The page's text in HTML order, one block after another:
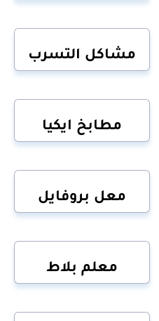
مشاكل التسرب
مطابخ ايكيا
معل بروفايل
معلم بلاط